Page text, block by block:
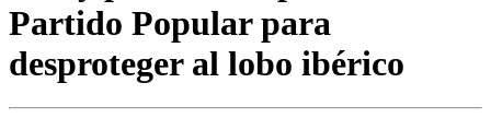
Partido Popular para
desproteger al lobo ibérico